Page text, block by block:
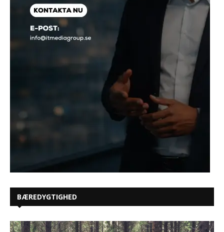
BÆREDYGTIGHED